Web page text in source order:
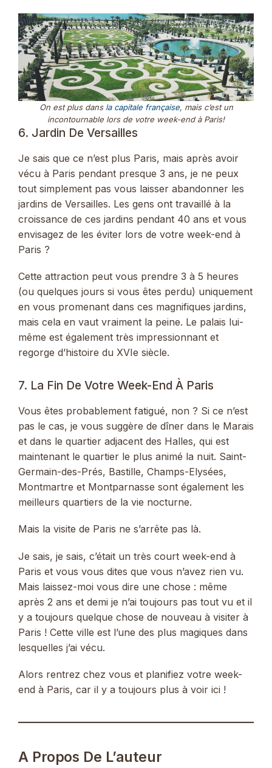
On est plus dans la capitale française, mais c’est un
incontournable lors de votre week-end à Paris!
6. Jardin De Versailles
Je sais que ce n’est plus Paris, mais après avoir
vécu à Paris pendant presque 3 ans, je ne peux
tout simplement pas vous laisser abandonner les
jardins de Versailles. Les gens ont travaillé à la
croissance de ces jardins pendant 40 ans et vous
envisagez de les éviter lors de votre week-end à
Paris ?
Cette attraction peut vous prendre 3 à 5 heures
(ou quelques jours si vous êtes perdu) uniquement
en vous promenant dans ces magnifiques jardins,
mais cela en vaut vraiment la peine. Le palais lui-
même est également très impressionnant et
regorge d’histoire du XVIe siècle.
7. La Fin De Votre Week-End À Paris
Vous êtes probablement fatigué, non ? Si ce n’est
pas le cas, je vous suggère de dîner dans le Marais
et dans le quartier adjacent des Halles, qui est
maintenant le quartier le plus animé la nuit. Saint-
Germain-des-Prés, Bastille, Champs-Elysées,
Montmartre et Montparnasse sont également les
meilleurs quartiers de la vie nocturne.
Mais la visite de Paris ne s’arrête pas là.
Je sais, je sais, c’était un très court week-end à
Paris et vous vous dites que vous n’avez rien vu.
Mais laissez-moi vous dire une chose : même
après 2 ans et demi je n’ai toujours pas tout vu et il
y a toujours quelque chose de nouveau à visiter à
Paris ! Cette ville est l’une des plus magiques dans
lesquelles j’ai vécu.
Alors rentrez chez vous et planifiez votre week-
end à Paris, car il y a toujours plus à voir ici !
A Propos De L’auteur